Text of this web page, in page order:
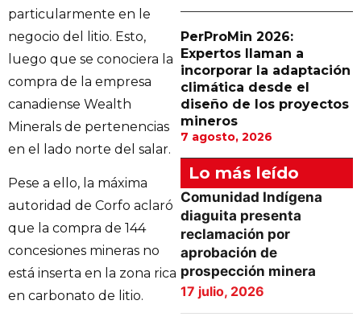
particularmente en le
negocio del litio. Esto,
luego que se conociera la
compra de la empresa
canadiense Wealth
Minerals de pertenencias
en el lado norte del salar.
Pese a ello, la máxima
autoridad de Corfo aclaró
que la compra de 144
concesiones mineras no
está inserta en la zona rica
en carbonato de litio.
PerProMin 2026:
Expertos llaman a
incorporar la adaptación
climática desde el
diseño de los proyectos
mineros
7 agosto, 2026
Lo más leído
Comunidad Indígena
diaguita presenta
reclamación por
aprobación de
prospección minera
17 julio, 2026